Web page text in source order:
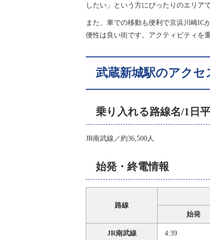
したい」という方にぴったりのエリア
また、車での移動も便利で京浜川崎IC
便性は良い街です。アクティビティを
武蔵新城駅のアクセ
乗り入れる路線名/1日
JR南武線／約36,500人
始発・終電情報
路線
始発
JR南武線 4:39